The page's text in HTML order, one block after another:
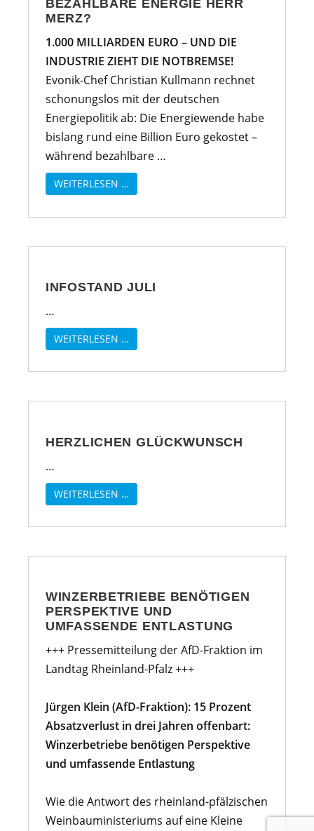
BEZAHLBARE ENERGIE HERR
MERZ?
1.000 MILLIARDEN EURO – UND DIE
INDUSTRIE ZIEHT DIE NOTBREMSE!
Evonik-Chef Christian Kullmann rechnet
schonungslos mit der deutschen
Energiepolitik ab: Die Energiewende habe
bislang rund eine Billion Euro gekostet –
während bezahlbare …
WEITERLESEN …
INFOSTAND JULI
…
WEITERLESEN …
HERZLICHEN GLÜCKWUNSCH
…
WEITERLESEN …
WINZERBETRIEBE BENÖTIGEN
PERSPEKTIVE UND
UMFASSENDE ENTLASTUNG
+++ Pressemitteilung der AfD-Fraktion im
Landtag Rheinland-Pfalz +++
Jürgen Klein (AfD-Fraktion): 15 Prozent
Absatzverlust in drei Jahren offenbart:
Winzerbetriebe benötigen Perspektive
und umfassende Entlastung
Wie die Antwort des rheinland-pfälzischen
Weinbauministeriums auf eine Kleine